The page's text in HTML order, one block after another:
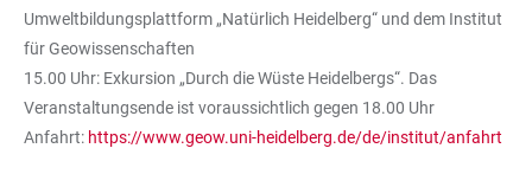
Umweltbildungsplattform „Natürlich Heidelberg“ und dem Institut
für Geowissenschaften
15.00 Uhr: Exkursion „Durch die Wüste Heidelbergs“. Das
Veranstaltungsende ist voraussichtlich gegen 18.00 Uhr
Anfahrt: https://www.geow.uni-heidelberg.de/de/institut/anfahrt